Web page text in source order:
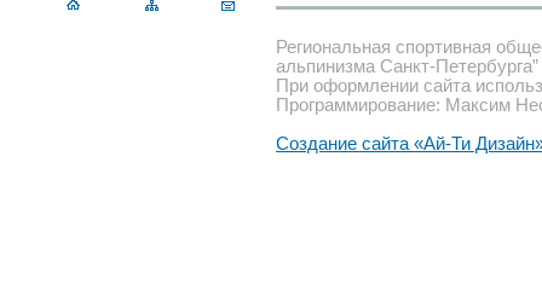
Региональная спортивная
альпинизма Санкт-Петербурга”
При оформлении сайта
Программирование: Максим
Создание сайта «Ай-Ти